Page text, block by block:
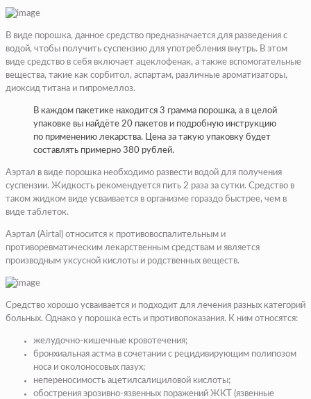
В виде порошка, данное средство предназначается для разведения с
водой, чтобы получить суспензию для употребления внутрь. В этом
виде средство в себя включает ацеклофенак, а также вспомогательные
вещества, такие как сорбитол, аспартам, различные ароматизаторы,
диоксид титана и гипромеллоз.
В каждом пакетике находится 3 грамма порошка, а в целой
упаковке вы найдёте 20 пакетов и подробную инструкцию
по применению лекарства. Цена за такую упаковку будет
составлять примерно 380 рублей.
Аэртал в виде порошка необходимо развести водой для получения
суспензии. Жидкость рекомендуется пить 2 раза за сутки. Средство в
таком жидком виде усваивается в организме гораздо быстрее, чем в
виде таблеток.
Аэртал (Airtal) относится к противовоспалительным и
противоревматическим лекарственным средствам и является
производным уксусной кислоты и родственных веществ.
Средство хорошо усваивается и подходит для лечения разных категорий
больных. Однако у порошка есть и противопоказания. К ним относятся:
желудочно-кишечные кровотечения;
бронхиальная астма в сочетании с рецидивирующим полипозом
носа и околоносовых пазух;
непереносимость ацетилсалициловой кислоты;
обострения эрозивно-язвенных поражений ЖКТ (язвенные